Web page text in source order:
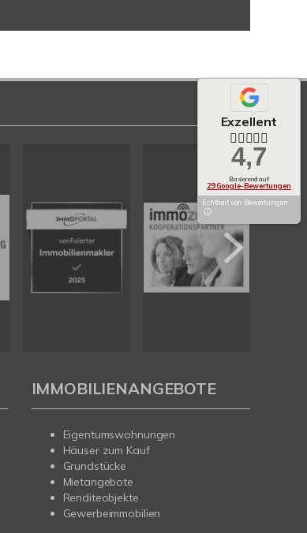
Exzellent
4,7
Basierend auf
29 Google-Bewertungen
Echtheit von Bewertungen
IMMOBILIENANGEBOTE
Eigentumswohnungen
Häuser zum Kauf
Grundstücke
Mietangebote
Renditeobjekte
Gewerbeimmobilien